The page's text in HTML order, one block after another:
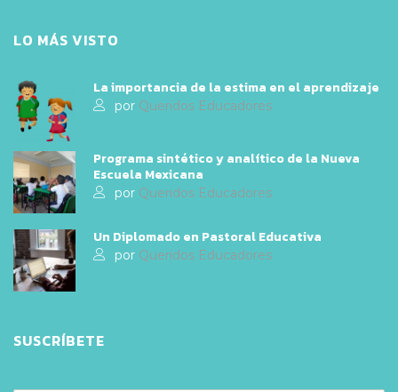
LO MÁS VISTO
La importancia de la estima en el aprendizaje
por Queridos Educadores
Programa sintético y analítico de la Nueva
Escuela Mexicana
por Queridos Educadores
Un Diplomado en Pastoral Educativa
por Queridos Educadores
SUSCRÍBETE